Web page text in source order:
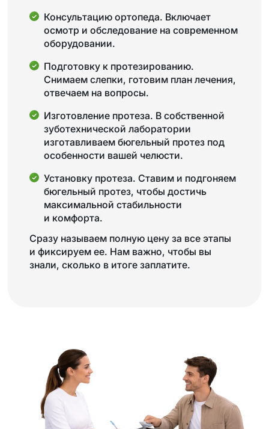
Консультацию ортопеда. Включает
осмотр и обследование на современном
оборудовании.
Подготовку к протезированию.
Снимаем слепки, готовим план лечения,
отвечаем на вопросы.
Изготовление протеза. В собственной
зуботехнической лаборатории
изготавливаем бюгельный протез под
особенности вашей челюсти.
Установку протеза. Ставим и подгоняем
бюгельный протез, чтобы достичь
максимальной стабильности
и комфорта.
Сразу называем полную цену за все этапы
и фиксируем ее. Нам важно, чтобы вы
знали, сколько в итоге заплатите.